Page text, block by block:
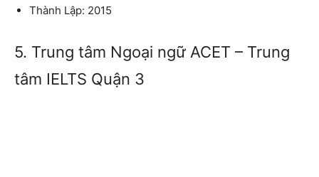
Thành Lập: 2015
5. Trung tâm Ngoại ngữ ACET – Trung
tâm IELTS Quận 3